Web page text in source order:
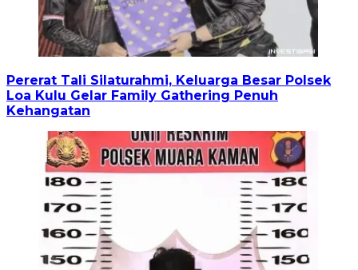
Pererat Tali Silaturahmi, Keluarga Besar Polsek
Loa Kulu Gelar Family Gathering Penuh
Kehangatan